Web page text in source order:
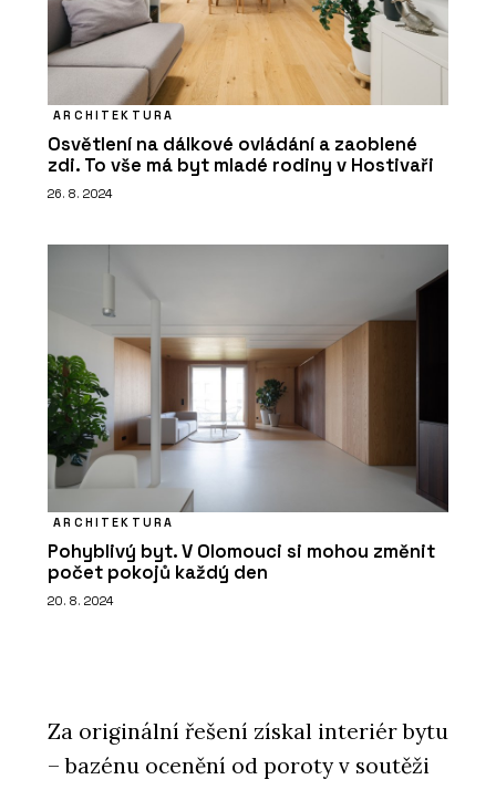
ČLÁNKY
Pracovní stoly, které lze přesouvat i
skládat
PRODUKTY
Židle puc - Wiesner-Hager
ARCHITEKTURA
Osvětlení na dálkové ovládání a zaoblené
zdi. To vše má byt mladé rodiny v Hostivaři
26. 8. 2024
ARCHITEKTURA
Pohyblivý byt. V Olomouci si mohou změnit
počet pokojů každý den
20. 8. 2024
Za originální řešení získal interiér bytu
– bazénu ocenění od poroty v soutěži